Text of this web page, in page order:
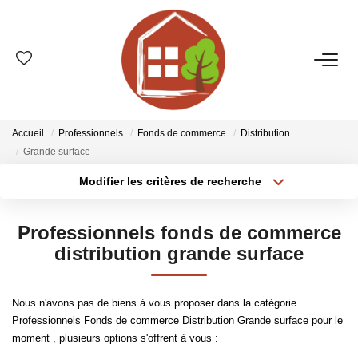
VENTES
ESTIMATION
LOCATIONS
GESTION
LE GROUPE
Qui Sommes-Nous ?
Nos Agences
Accueil Professionnels Fonds de commerce
Distribution
Grande surface
Modifier les critères de recherche
Sélectionnez...
Type de bien
Surface min
Créer une alerte
Professionnels fonds de commerce
distribution grande surface
Nous n'avons pas de biens à vous proposer dans la catégorie
Professionnels Fonds de commerce Distribution Grande surface pour le
moment , plusieurs options s'offrent à vous :